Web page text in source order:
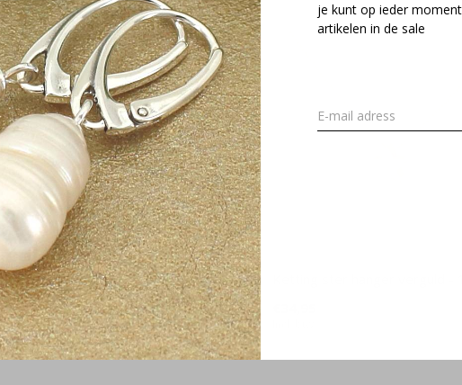
je kunt op ieder
artikelen in de sale
Armband infinity symbool verguld -
1048
€32,95
Incl. btw